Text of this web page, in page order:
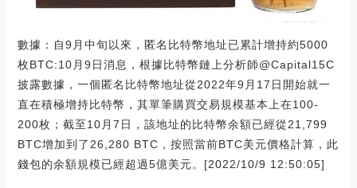
數據：自9月中旬以來，匿名比特幣地址已累計增持約5000
枚BTC:10月9日消息，根據比特幣鏈上分析師@Capital15C
披露數據，一個匿名比特幣地址從2022年9月17日開始就一
直在積極增持比特幣，其單筆購買交易規模基本上在100-
200枚；截至10月7日，該地址的比特幣余額已經從21,799
BTC增加到了26,280 BTC，按照當前BTC美元價格計算，此
錢包的余額規模已經超過5億美元。[2022/10/9 12:50:05]